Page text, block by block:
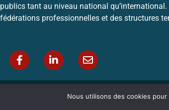
publics tant au niveau national
fédérations professionnelles et des structures
Nous utilisons des cookies